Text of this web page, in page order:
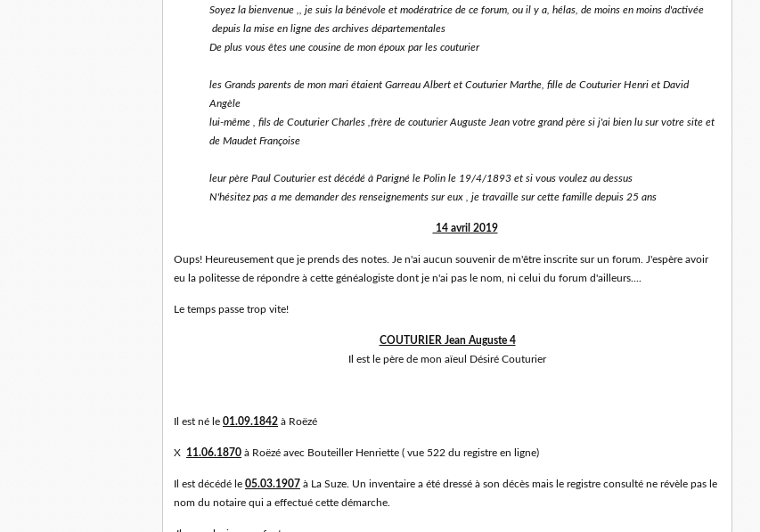
Soyez la bienvenue ,, je suis la bénévole et modératrice de ce forum, ou il y a, hélas, de moins en moins d'activée
depuis la mise en ligne des archives départementales
De plus vous êtes une cousine de mon époux par les couturier
les Grands parents de mon mari étaient Garreau Albert et Couturier Marthe, fille de Couturier Henri et David
Angèle
lui-même , fils de Couturier Charles ,frère de couturier Auguste Jean votre grand père si j'ai bien lu sur votre site et
de Maudet Françoise
leur père Paul Couturier est décédé à Parigné le Polin le 19/4/1893 et si vous voulez au dessus
N'hésitez pas a me demander des renseignements sur eux , je travaille sur cette famille depuis 25 ans
14 avril 2019
Oups! Heureusement que je prends des notes. Je n'ai aucun souvenir de m'être inscrite sur un forum. J'espère avoir
eu la politesse de répondre à cette généalogiste dont je n'ai pas le nom, ni celui du forum d'ailleurs....
Le temps passe trop vite!
COUTURIER Jean Auguste 4
Il est le père de mon aïeul Désiré Couturier
Il est né le 01.09.1842 à Roëzé
X 11.06.1870 à Roëzé avec Bouteiller Henriette ( vue 522 du registre en ligne)
Il est décédé le 05.03.1907 à La Suze. Un inventaire a été dressé à son décès mais le registre consulté ne révèle pas le
nom du notaire qui a effectué cette démarche.